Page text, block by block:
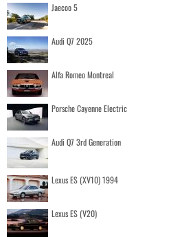
Jaecoo 5
Audi Q7 2025
Alfa Romeo Montreal
Porsche Cayenne Electric
Audi Q7 3rd Generation
Lexus ES (XV10) 1994
Lexus ES (V20)